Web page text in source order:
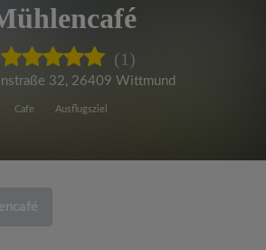
(1)
32, 26409 Wittmund
Cafe Ausflugsziel